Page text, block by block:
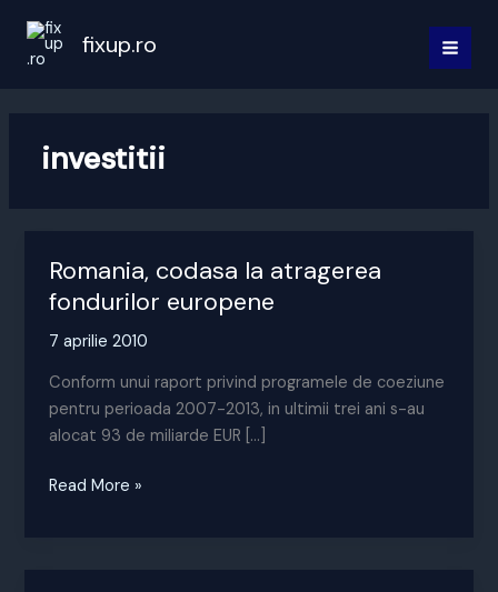
content
fixup.ro
investitii
Romania, codasa la atragerea
fondurilor europene
7 aprilie 2010
Conform unui raport privind programele de coeziune
pentru perioada 2007-2013, in ultimii trei ani s-au
alocat 93 de miliarde EUR […]
Romania,
Read More »